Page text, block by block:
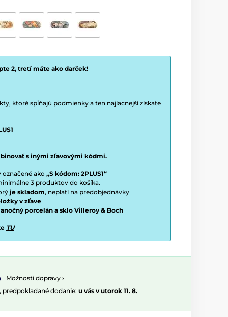
2, tretí máte ako darček!
ktoré spĺňajú podmienky a ten najlacnejší získate
s inými zľavovými kódmi.
ako „S kódom: 2PLUS1“
3 produktov do košíka.
je skladom, neplatí na predobjednávky
v zľave
porcelán a sklo Villeroy & Boch
TU
Možnosti dopravy ›
predpokladané dodanie: u vás v utorok 11. 8.